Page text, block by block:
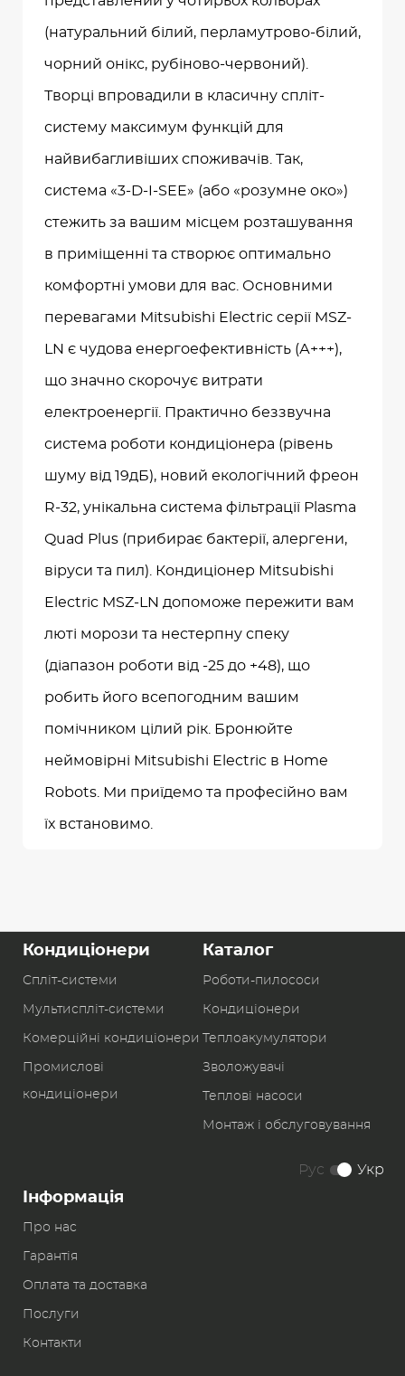
(натуральний білий, перламутрово-білий,
чорний онікс, рубіново-червоний).
Творці впровадили в класичну спліт-
систему максимум функцій для
найвибагливіших споживачів. Так,
система «3-D-I-SEE» (або «розумне око»)
стежить за вашим місцем розташування
в приміщенні та створює оптимально
комфортні умови для вас. Основними
перевагами Mitsubishi Electric серії MSZ-
LN є чудова енергоефективність (А+++),
що значно скорочує витрати
електроенергії. Практично беззвучна
система роботи кондиціонера (рівень
шуму від 19дБ), новий екологічний фреон
R-32, унікальна система фільтрації Plasma
Quad Plus (прибирає бактерії, алергени,
віруси та пил). Кондиціонер Mitsubishi
Electric MSZ-LN допоможе пережити вам
люті морози та нестерпну спеку
(діапазон роботи від -25 до +48), що
робить його всепогодним вашим
помічником цілий рік. Бронюйте
неймовірні Mitsubishi Electric в Home
Robots. Ми приїдемо та професійно вам
їх встановимо.
Кондиціонери
Спліт-системи
Мультиспліт-системи
Комерційні кондиціонери
Промислові
кондиціонери
Каталог
Роботи-пилоcоси
Кондиціонери
Теплоакумулятори
Зволожувачі
Теплові насоси
Монтаж і обслуговування
Інформація
Про нас
Гарантія
Оплата та доставка
Послуги
Контакти
Рус Укр